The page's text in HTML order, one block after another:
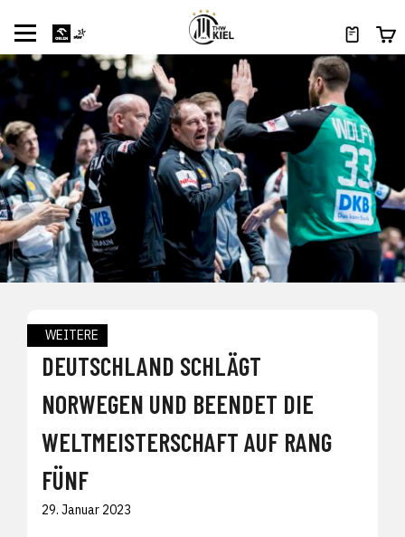
WEITERE
DEUTSCHLAND SCHLÄGT
NORWEGEN UND BEENDET DIE
WELTMEISTERSCHAFT AUF RANG
FÜNF
29. Januar 2023